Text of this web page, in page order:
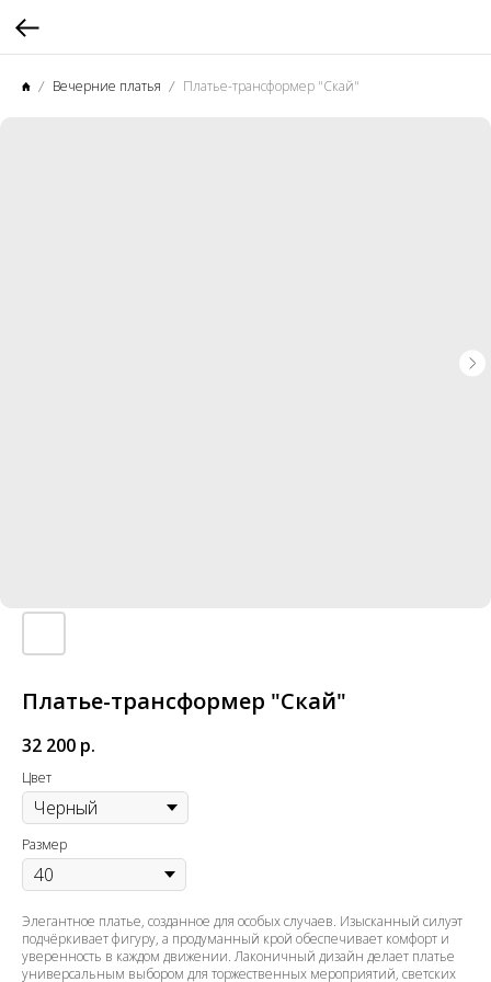
Вечерние платья Платье-трансформер "Скай"
Платье-трансформер "Скай"
32 200 р.
Цвет
Размер
Элегантное платье, созданное для особых случаев. Изысканный силуэт
подчёркивает фигуру, а продуманный крой обеспечивает комфорт и
уверенность в каждом движении. Лаконичный дизайн делает платье
универсальным выбором для торжественных мероприятий, светских